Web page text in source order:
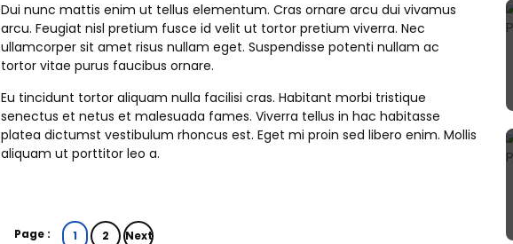
Dui nunc mattis enim ut tellus elementum. Cras ornare arcu dui vivamus
arcu. Feugiat nisl pretium fusce id velit ut tortor pretium viverra. Nec
ullamcorper sit amet risus nullam eget. Suspendisse potenti nullam ac
tortor vitae purus faucibus ornare.
Eu tincidunt tortor aliquam nulla facilisi cras. Habitant morbi tristique
senectus et netus et malesuada fames. Viverra tellus in hac habitasse
platea dictumst vestibulum rhoncus est. Eget mi proin sed libero enim. Mollis
aliquam ut porttitor leo a.
Page : 1 2 Next